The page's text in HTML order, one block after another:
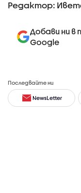
Редактор:
Добави ни в
Google
Последвайте ни
NewsLetter